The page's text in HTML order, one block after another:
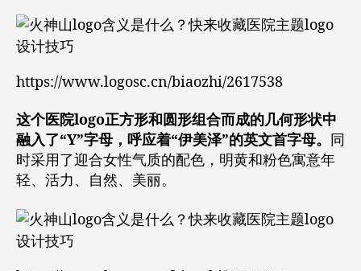
https://www.logosc.cn/biaozhi/2617538
这个医院logo正方形和圆形组合而成的几何形状中
融入了“Y”字母，呼应着“伊美泽”的英文首字母。
同
时采用了迎合女性气质的配色，明黄和粉色寓意年
轻、活力、自然、美丽。